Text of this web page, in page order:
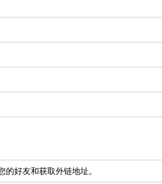
好友和获取外链地址。